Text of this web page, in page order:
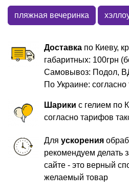
пляжная вечеринка
Доставка по Киеву,
габаритных: 100грн
Самовывоз: Подол,
По Украине:
Шарики с гелием по
согласно тарифов
Дляускорения
рекомендуем делать
сайте - это верный
желаемый товар